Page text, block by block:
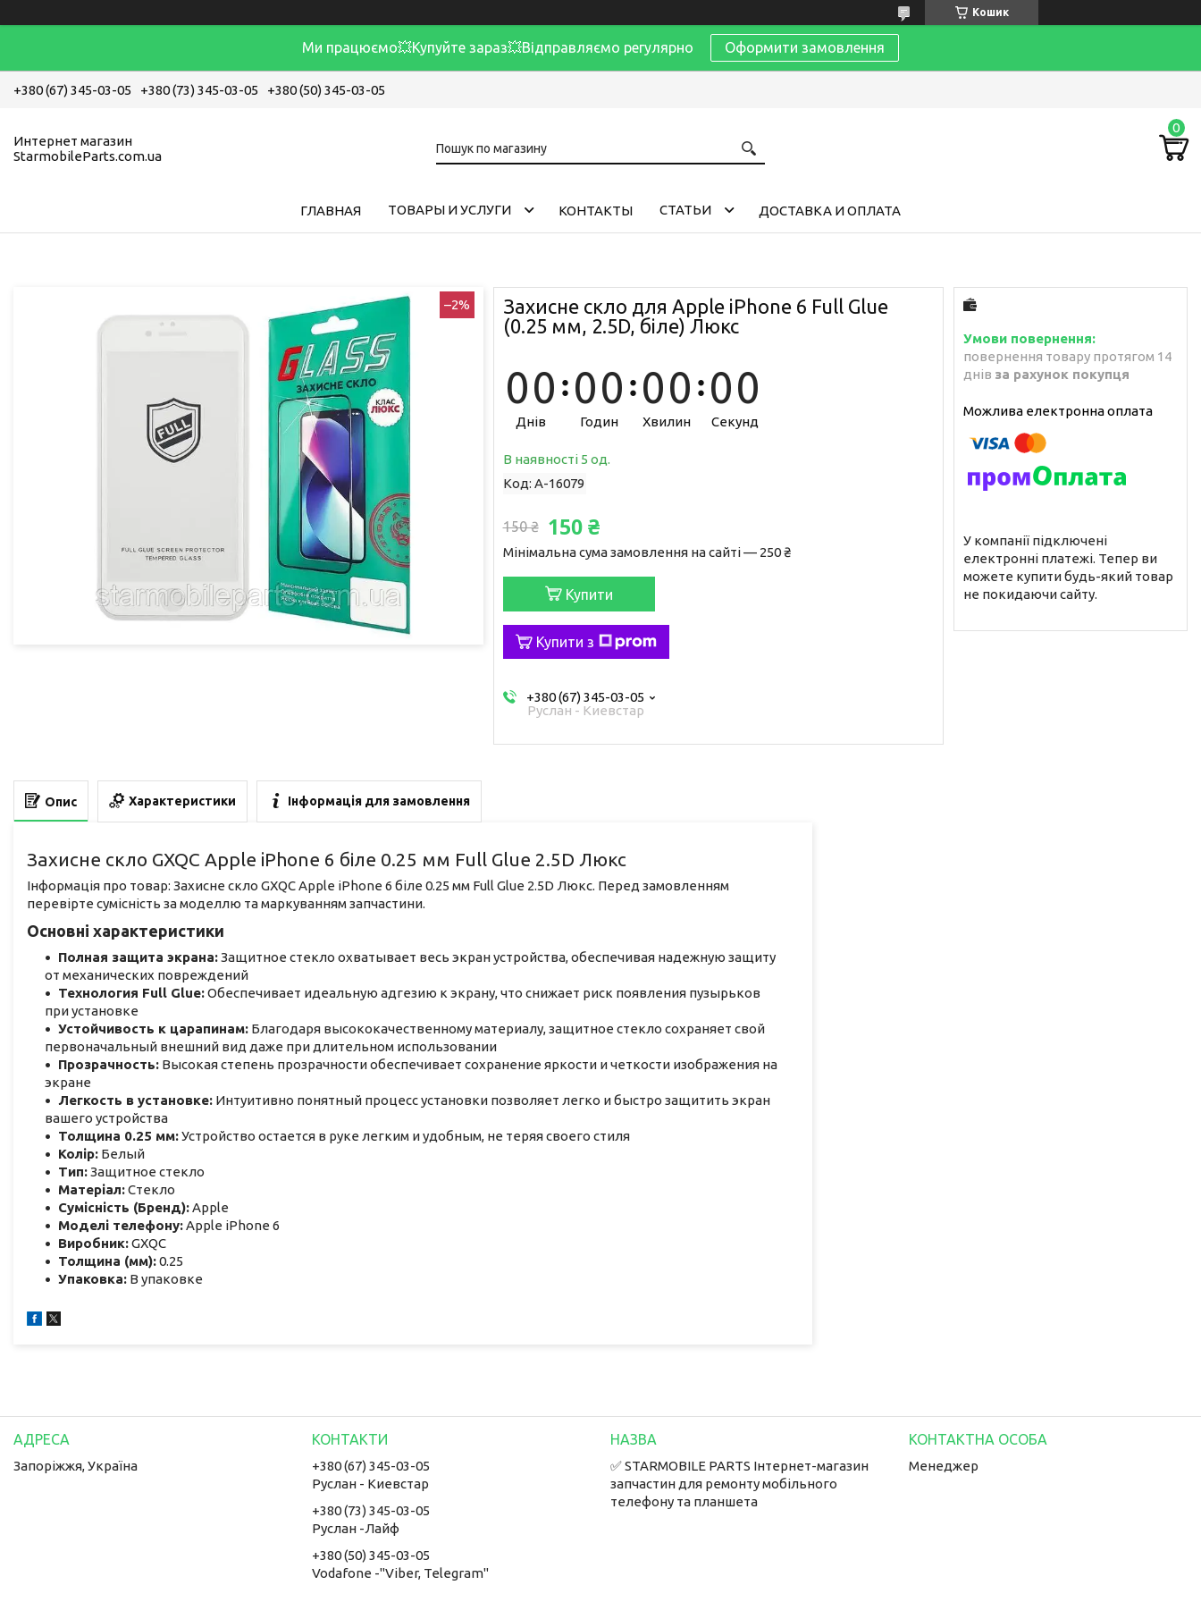
Кошик
Ми працюємо💥Купуйте зараз💥Відправляємо регулярно Оформити замовлення
+380 (67) 345-03-05 +380 (73) 345-03-05 +380 (50) 345-03-05
Интернет магазин
StarmobileParts.com.ua
ГЛАВНАЯ ТОВАРЫ И УСЛУГИ КОНТАКТЫ CТАТЬИ ДОСТАВКА И ОПЛАТА
–2%
Захисне скло для Apple iPhone 6 Full Glue
(0.25 мм, 2.5D, біле) Люкс
00
Днів
00
Годин
00
Хвилин
00
Секунд
В наявності 5 од.
Код: A-16079
150 ₴ 150 ₴
Мінімальна сума замовлення на сайті — 250 ₴
Купити
Купити з
+380 (67) 345-03-05
Руслан - Киевстар
повернення товару протягом 14
днів за рахунок покупця
У компанії підключені
електронні платежі. Тепер ви
можете купити будь-який товар
не покидаючи сайту.
Опис Характеристики Інформація для замовлення
Захисне скло GXQC Apple iPhone 6 біле 0.25 мм Full Glue 2.5D Люкс
Інформація про товар: Захисне скло GXQC Apple iPhone 6 біле 0.25 мм Full Glue 2.5D Люкс. Перед замовленням
перевірте сумісність за моделлю та маркуванням запчастини.
Основні характеристики
Полная защита экрана:Защитное стекло охватывает весь экран устройства, обеспечивая надежную защиту
от механических повреждений
Технология Full Glue:Обеспечивает идеальную адгезию к экрану, что снижает риск появления пузырьков
при установке
Устойчивость к царапинам: Благодаря высококачественному материалу, защитное стекло сохраняет свой
первоначальный внешний вид даже при длительном использовании
Прозрачность: Высокая степень прозрачности обеспечивает сохранение яркости и четкости изображения на
экране
Легкость в установке: Интуитивно понятный процесс установки позволяет легко и быстро защитить экран
вашего устройства
Толщина 0.25 мм:Устройство остается в руке легким и удобным, не теряя своего стиля
Колір: Белый
Тип:Защитное стекло
Матеріал:Стекло
Сумісність (Бренд):Apple
Моделі телефону:Apple iPhone 6
Виробник:GXQC
Толщина (мм):0.25
Упаковка: В упаковке
Запоріжжя, Україна
+380 (67) 345-03-05
Руслан - Киевстар
+380 (73) 345-03-05
Руслан -Лайф
+380 (50) 345-03-05
Vodafone -"Viber, Telegram"
✅ STARMOBILE PARTS Інтернет-магазин
запчастин для ремонту мобільного
телефону та планшета
Менеджер